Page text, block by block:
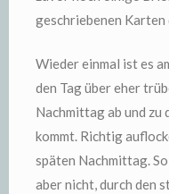
geschriebenen Karten
Wieder einmal ist es
den Tag über eher
Nachmittag ab und zu
kommt. Richtig
späten Nachmittag.
aber nicht, durch den